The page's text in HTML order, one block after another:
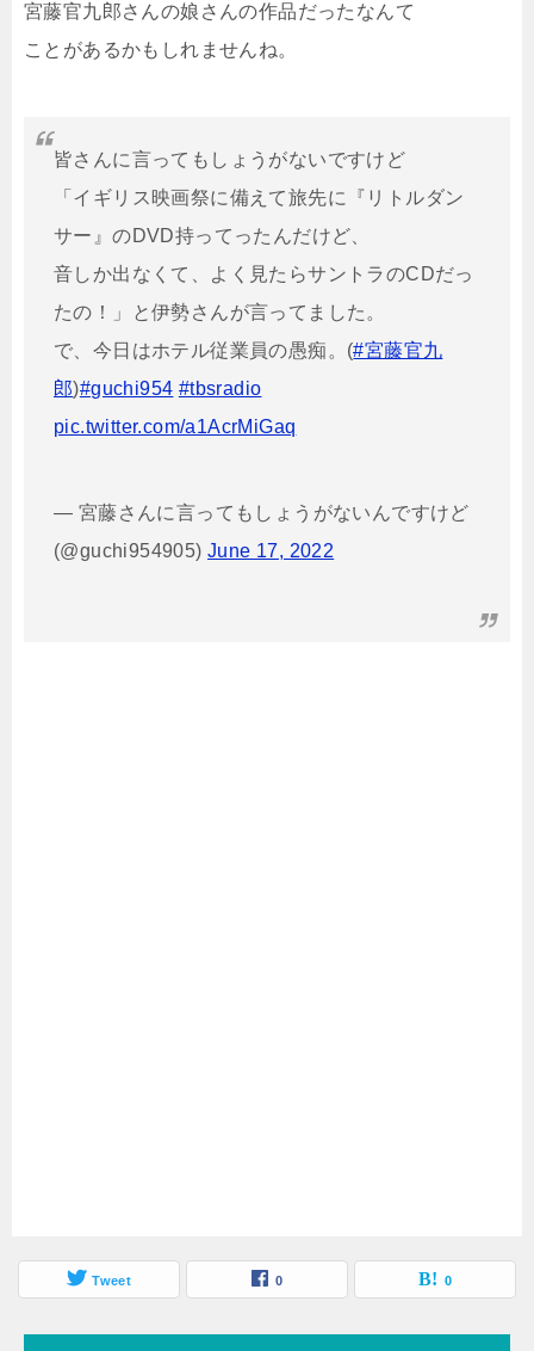
宮藤官九郎さんの娘さんの作品だったなんて
ことがあるかもしれませんね。
皆さんに言ってもしょうがないですけど
「イギリス映画祭に備えて旅先に『リトルダン
サー』のDVD持ってったんだけど、
音しか出なくて、よく見たらサントラのCDだっ
たの！」と伊勢さんが言ってました。
で、今日はホテル従業員の愚痴。(#宮藤官九
郎)#guchi954 #tbsradio
pic.twitter.com/a1AcrMiGaq
— 宮藤さんに言ってもしょうがないんですけど
(@guchi954905)June 17, 2022
Tweet 0 0